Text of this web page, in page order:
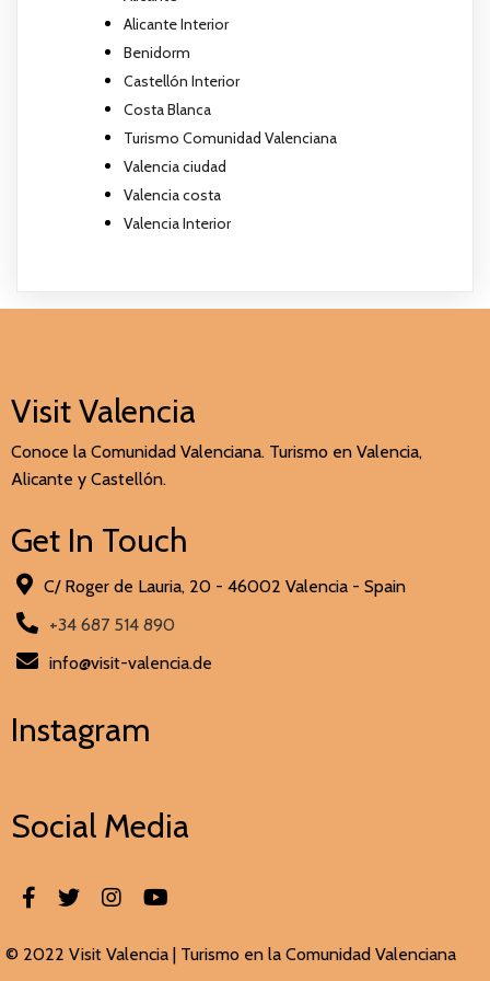
Alicante Interior
Benidorm
Castellón Interior
Costa Blanca
Turismo Comunidad Valenciana
Valencia ciudad
Valencia costa
Valencia Interior
Visit Valencia
Conoce la Comunidad Valenciana. Turismo en Valencia,
Alicante y Castellón.
Get In Touch
C/ Roger de Lauria, 20 - 46002 Valencia - Spain
+34 687 514 890
info@visit-valencia.de
Instagram
Social Media
© 2022 Visit Valencia | Turismo en la Comunidad Valenciana